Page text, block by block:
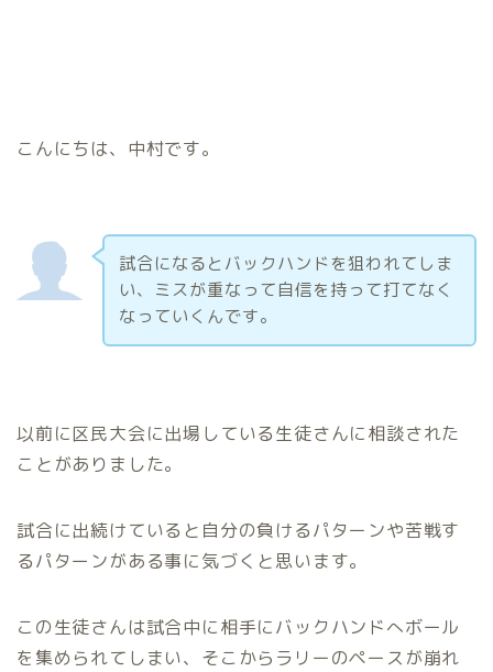
こんにちは、中村です。
試合になるとバックハンドを狙われてしま
い、ミスが重なって自信を持って打てなく
なっていくんです。
以前に区民大会に出場している生徒さんに相談された
ことがありました。
試合に出続けていると自分の負けるパターンや苦戦す
るパターンがある事に気づくと思います。
この生徒さんは試合中に相手にバックハンドへボール
を集められてしまい、そこからラリーのペースが崩れ